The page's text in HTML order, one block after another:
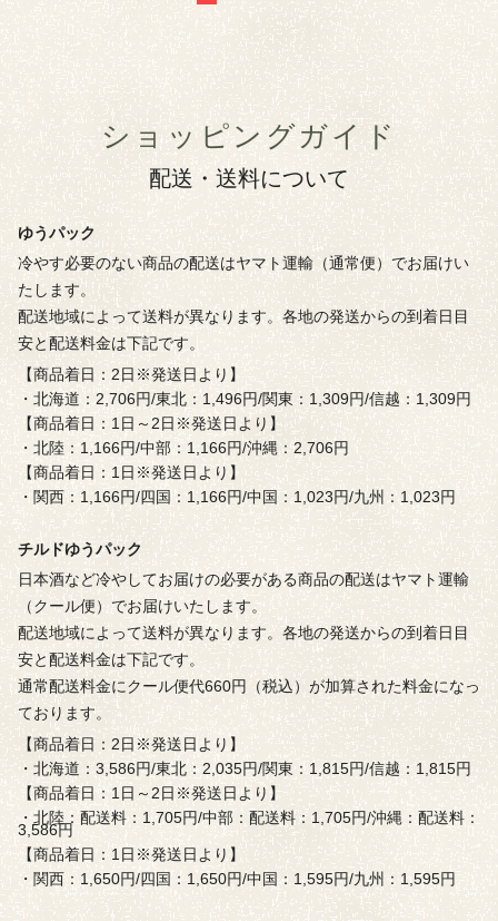
ショッピングガイド
配送・送料について
ゆうパック
冷やす必要のない商品の配送はヤマト運輸（通常便）でお届けい
たします。
配送地域によって送料が異なります。各地の発送からの到着日目
安と配送料金は下記です。
【商品着日：2日※発送日より】
・北海道：2,706円/東北：1,496円/関東：1,309円/信越：1,309円
【商品着日：1日～2日※発送日より】
・北陸：1,166円/中部：1,166円/沖縄：2,706円
【商品着日：1日※発送日より】
・関西：1,166円/四国：1,166円/中国：1,023円/九州：1,023円
チルドゆうパック
日本酒など冷やしてお届けの必要がある商品の配送はヤマト運輸
（クール便）でお届けいたします。
配送地域によって送料が異なります。各地の発送からの到着日目
安と配送料金は下記です。
通常配送料金にクール便代660円（税込）が加算された料金になっ
ております。
【商品着日：2日※発送日より】
・北海道：3,586円/東北：2,035円/関東：1,815円/信越：1,815円
【商品着日：1日～2日※発送日より】
・北陸：配送料：1,705円/中部：配送料：1,705円/沖縄：配送料：
3,586円
【商品着日：1日※発送日より】
・関西：1,650円/四国：1,650円/中国：1,595円/九州：1,595円